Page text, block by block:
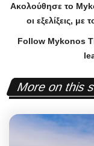
Ακολούθησε το
οι εξελίξεις, με
Follow Mykonos
More on this